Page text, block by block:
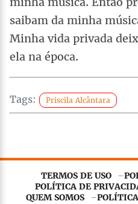
saibam da minha
Minha vida privada
ela na época.
Tags: Priscila Alcântara
TERMOS DE USO
POLÍTICA DE
QUEM SOMOS